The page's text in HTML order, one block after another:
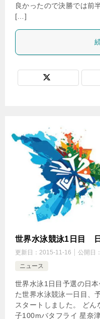
良かったので決勝では前
[…]
世界水泳競泳1日目
更新日： 2015-11-16 公開日：
ニュース
世界水泳1日目予選の日
た世界水泳競泳一日目、
スタートしました。 ど
子100mバタフライ 星